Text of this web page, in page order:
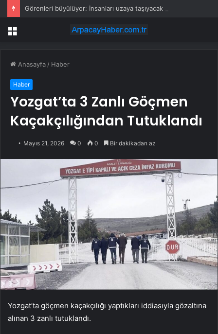
Görenleri büyülüyor: İnsanları uzaya taşıyacak araç işte bu
Menü
Anasayfa / Haber
Haber
Yozgat’ta 3 Zanlı Göçmen
Kaçakçılığından Tutuklandı
Mayıs 21, 2026 0 0 Bir dakikadan az
Yozgat’ta göçmen kaçakçılığı yaptıkları iddiasıyla gözaltına
alınan 3 zanlı tutuklandı.